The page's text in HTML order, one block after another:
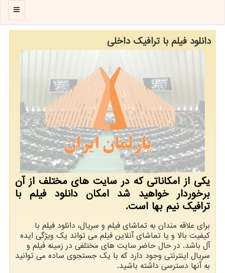
منو
دانلود فیلم با ترافیک داخلی
یکی از امکاناتی که در سایت های مختلف از آن
برخوردار خواهید شد امکان دانلود فیلم با
ترافیک نیم بها است.
برای علاقه مندان به تماشای فیلم و سریال، دانلود فیلم با
کیفیت بالا و یا تماشای آنلاین فیلم می تواند یک ویژگی ایده
آل باشد. در حال حاضر سایت های مختلفی در زمینه فیلم و
سریال اینترنتی وجود دارد که با یک جستجوی ساده می توانید
به آنها دسترسی داشته باشید.